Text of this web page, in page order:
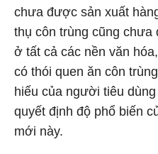
chưa được sản xuất
thụ côn trùng cũng
ở tất cả các nền văn
có thói quen ăn côn
hiếu của người tiêu
quyết định độ phổ biến
mới này.